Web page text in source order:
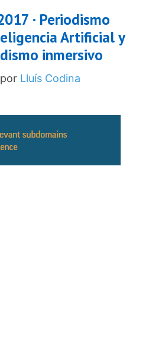
· Periodismo
Artificial y
inmersivo
por Lluís Codina